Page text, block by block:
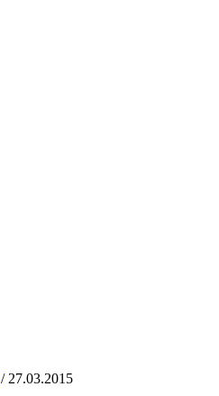
/ 27.03.2015